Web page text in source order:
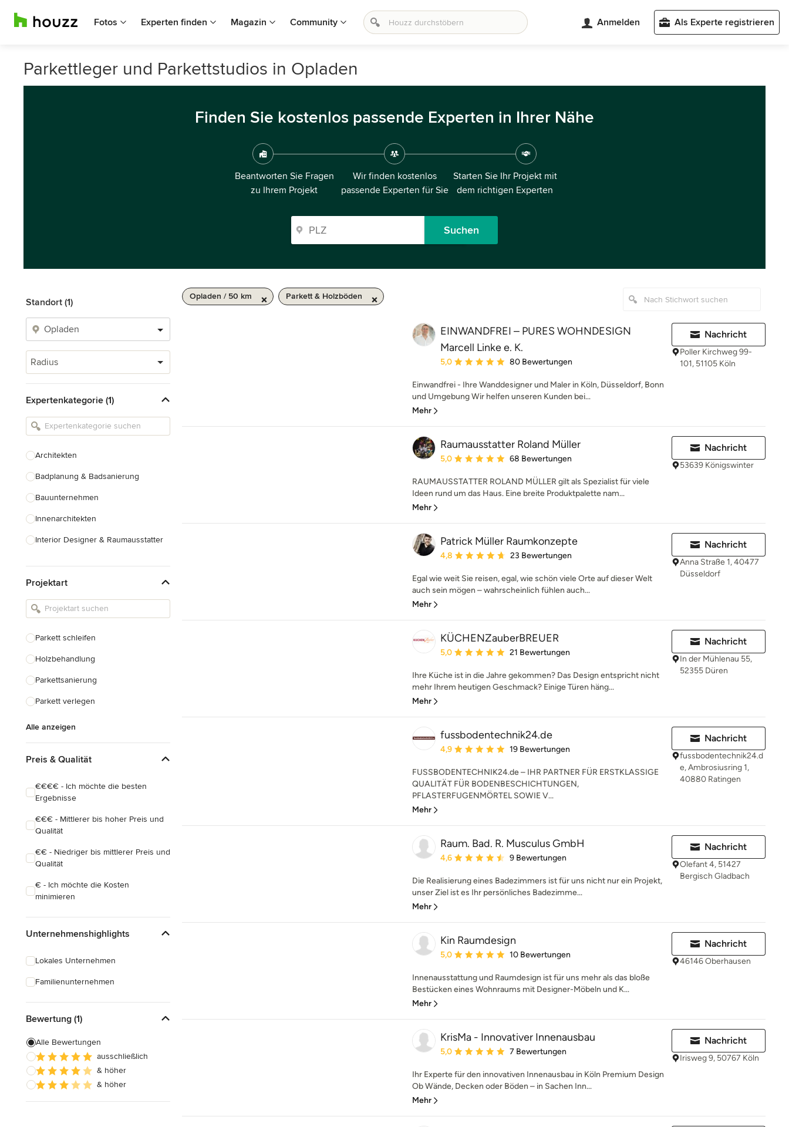
Fotos Experten finden Magazin Community Anmelden Als Experte registrieren
Parkettleger und Parkettstudios in Opladen
Finden Sie kostenlos passende Experten in Ihrer Nähe
Beantworten Sie Fragen
zu Ihrem Projekt
Wir finden kostenlos
passende Experten für Sie
Starten Sie Ihr Projekt mit
dem richtigen Experten
Suchen
Standort (1)
Radius
Expertenkategorie (1)
Architekten
Badplanung & Badsanierung
Bauunternehmen
Innenarchitekten
Interior Designer & Raumausstatter
Landschaftsarchitekten
Armaturen & Sanitärbedarf
Projektart
Parkett schleifen
Holzbehandlung
Parkettsanierung
Parkett verlegen
Alle anzeigen
Preis & Qualität
€€€€ - Ich möchte die besten
Ergebnisse
€€€ - Mittlerer bis hoher Preis und
Qualität
€€ - Niedriger bis mittlerer Preis und
Qualität
€ - Ich möchte die Kosten
minimieren
Unternehmenshighlights
Lokales Unternehmen
Familienunternehmen
Bewertung (1)
Alle Bewertungen
ausschließlich
& höher
& höher
Opladen / 50 km Parkett & Holzböden
EINWANDFREI – PURES WOHNDESIGN
Marcell Linke e. K.
Durchschnittliche Bewertung: 5 von 5 Sternen
5,0 80 Bewertungen
Einwandfrei - Ihre Wanddesigner und Maler in Köln, Düsseldorf, Bonn
und Umgebung Wir helfen unseren Kunden bei...
Mehr
Nachricht
Poller Kirchweg 99-
101, 51105 Köln
Raumausstatter Roland Müller
Durchschnittliche Bewertung: 5 von 5 Sternen
5,0 68 Bewertungen
RAUMAUSSTATTER ROLAND MÜLLER gilt als Spezialist für viele
Ideen rund um das Haus. Eine breite Produktpalette nam...
Mehr
Nachricht
53639 Königswinter
Patrick Müller Raumkonzepte
Durchschnittliche Bewertung: 4.8 von 5 Sternen
4,8 23 Bewertungen
Egal wie weit Sie reisen, egal, wie schön viele Orte auf dieser Welt
auch sein mögen – wahrscheinlich fühlen auch...
Mehr
Nachricht
Anna Straße 1, 40477
Düsseldorf
KÜCHENZauberBREUER
Durchschnittliche Bewertung: 5 von 5 Sternen
5,0 21 Bewertungen
Ihre Küche ist in die Jahre gekommen? Das Design entspricht nicht
mehr Ihrem heutigen Geschmack? Einige Türen häng...
Mehr
Nachricht
In der Mühlenau 55,
52355 Düren
fussbodentechnik24.de
Durchschnittliche Bewertung: 4.9 von 5 Sternen
4,9 19 Bewertungen
FUSSBODENTECHNIK24.de – IHR PARTNER FÜR ERSTKLASSIGE
QUALITÄT FÜR BODENBESCHICHTUNGEN,
PFLASTERFUGENMÖRTEL SOWIE V...
Mehr
Nachricht
fussbodentechnik24.d
e, Ambrosiusring 1,
40880 Ratingen
Raum. Bad. R. Musculus GmbH
Durchschnittliche Bewertung: 4.6 von 5 Sternen
4,6 9 Bewertungen
Die Realisierung eines Badezimmers ist für uns nicht nur ein Projekt,
unser Ziel ist es Ihr persönliches Badezimme...
Mehr
Nachricht
Olefant 4, 51427
Bergisch Gladbach
Kin Raumdesign
Durchschnittliche Bewertung: 5 von 5 Sternen
5,0 10 Bewertungen
Innenausstattung und Raumdesign ist für uns mehr als das bloße
Bestücken eines Wohnraums mit Designer-Möbeln und K...
Mehr
Nachricht
46146 Oberhausen
KrisMa - Innovativer Innenausbau
Durchschnittliche Bewertung: 5 von 5 Sternen
5,0 7 Bewertungen
Ihr Experte für den innovativen Innenausbau in Köln Premium Design
Ob Wände, Decken oder Böden – in Sachen Inn...
Mehr
Nachricht
Irisweg 9, 50767 Köln